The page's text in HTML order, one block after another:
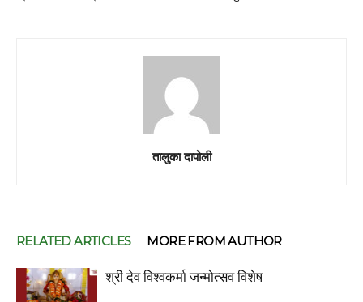
तालुका दापोली
RELATED ARTICLES MORE FROM AUTHOR
श्री देव विश्वकर्मा जन्मोत्सव विशेष